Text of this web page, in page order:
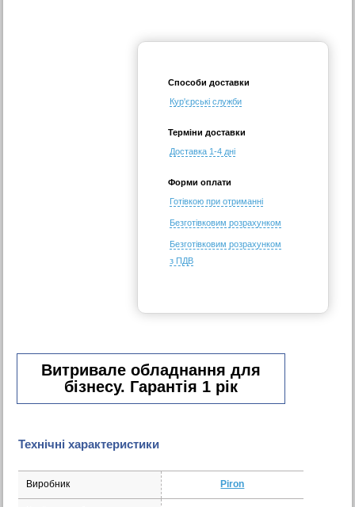
Способи доставки
Кур'єрські служби
Терміни доставки
Доставка 1-4 дні
Форми оплати
Готівкою при отриманні
Безготівковим розрахунком
Безготівковим розрахунком
з ПДВ
Витривале обладнання для
бізнесу. Гарантія 1 рік
Технічні характеристики
Виробник Piron